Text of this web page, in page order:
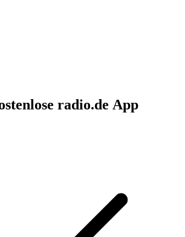
radio.de App